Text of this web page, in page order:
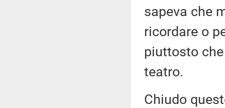
sapeva che
ricordare o
piuttosto
teatro.
Chiudo